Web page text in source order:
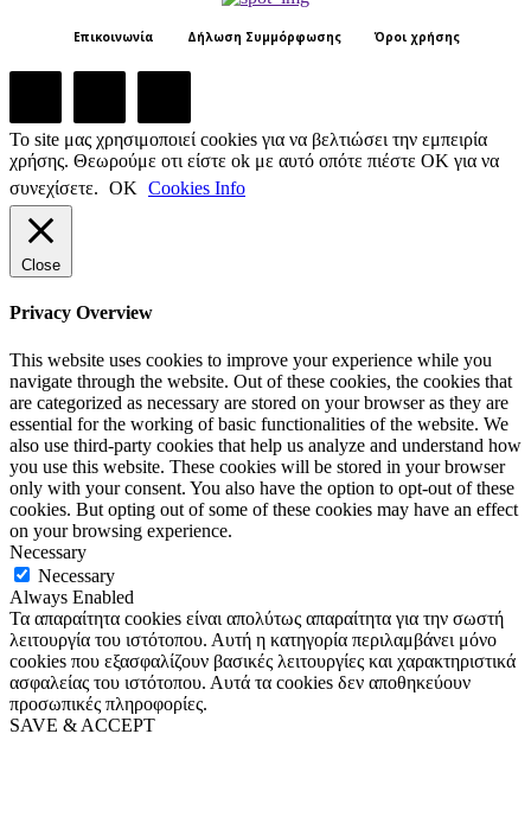
Επικοινωνία Δήλωση Συμμόρφωσης Όροι χρήσης
Το site μας χρησιμοποιεί cookies για να βελτιώσει την εμπειρία
χρήσης. Θεωρούμε οτι είστε ok με αυτό οπότε πιέστε ΟΚ για να
συνεχίσετε. ΟΚ Cookies Info
Close
Privacy Overview
This website uses cookies to improve your experience while you
navigate through the website. Out of these cookies, the cookies that
are categorized as necessary are stored on your browser as they are
essential for the working of basic functionalities of the website. We
also use third-party cookies that help us analyze and understand how
you use this website. These cookies will be stored in your browser
only with your consent. You also have the option to opt-out of these
cookies. But opting out of some of these cookies may have an effect
on your browsing experience.
Necessary
Necessary
Always Enabled
Τα απαραίτητα cookies είναι απολύτως απαραίτητα για την σωστή
λειτουργία του ιστότοπου. Αυτή η κατηγορία περιλαμβάνει μόνο
cookies που εξασφαλίζουν βασικές λειτουργίες και χαρακτηριστικά
ασφαλείας του ιστότοπου. Αυτά τα cookies δεν αποθηκεύουν
προσωπικές πληροφορίες.
SAVE & ACCEPT